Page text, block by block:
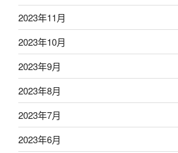
2023年11月
2023年10月
2023年9月
2023年8月
2023年7月
2023年6月